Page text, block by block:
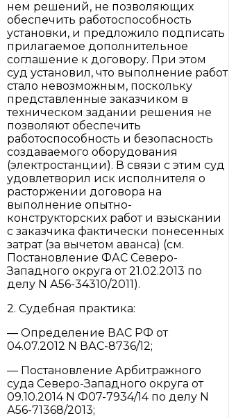
нем решений, не позволяющих
обеспечить работоспособность
установки, и предложило подписать
прилагаемое дополнительное
соглашение к договору. При этом
суд установил, что выполнение работ
стало невозможным, поскольку
представленные заказчиком в
техническом задании решения не
позволяют обеспечить
работоспособность и безопасность
создаваемого оборудования
(электростанции). В связи с этим суд
удовлетворил иск исполнителя о
расторжении договора на
выполнение опытно-
конструкторских работ и взыскании
с заказчика фактически понесенных
затрат (за вычетом аванса) (см.
Постановление ФАС Северо-
Западного округа от 21.02.2013 по
делу N А56-34310/2011).
2. Судебная практика:
— Определение ВАС РФ от
04.07.2012 N ВАС-8736/12;
— Постановление Арбитражного
суда Северо-Западного округа от
09.10.2014 N Ф07-7934/14 по делу N
А56-71368/2013;